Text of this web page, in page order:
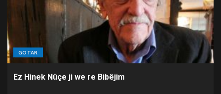
GOTAR
Ez Hinek Nûçe ji we re Bibêjim